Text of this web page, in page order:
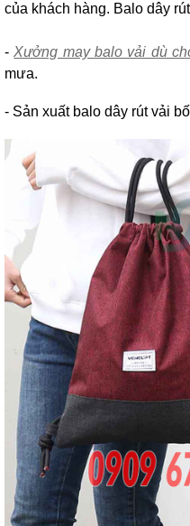
của khách hàng. Balo dây
-Xưởng may balo vải dù
mưa.
- Sản xuất balo dây rút vải